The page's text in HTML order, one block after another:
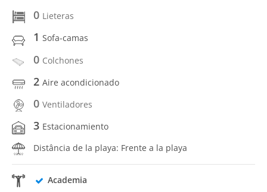
0 Lieteras
1 Sofa-camas
0 Colchones
2 Aire acondicionado
0 Ventiladores
3 Estacionamiento
Distância de la playa: Frente a la playa
Academia